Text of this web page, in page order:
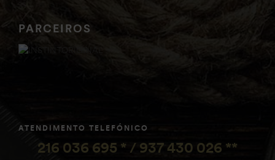
PARCEIROS
ATENDIMENTO TELEFÓNICO
216 036 695 * / 937 430 026 **